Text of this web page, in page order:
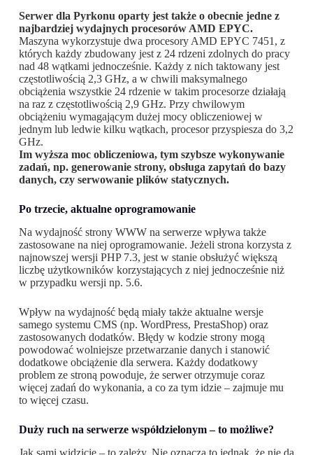
Serwer dla Pyrkonu oparty jest także o obecnie jedne z
najbardziej wydajnych procesorów AMD EPYC.
Maszyna wykorzystuje dwa procesory AMD EPYC 7451, z
których każdy zbudowany jest z 24 rdzeni zdolnych do pracy
nad 48 wątkami jednocześnie. Każdy z nich taktowany jest
częstotliwością 2,3 GHz, a w chwili maksymalnego
obciążenia wszystkie 24 rdzenie w takim procesorze działają
na raz z częstotliwością 2,9 GHz. Przy chwilowym
obciążeniu wymagającym dużej mocy obliczeniowej w
jednym lub ledwie kilku wątkach, procesor przyspiesza do 3,2
GHz.
Im wyższa moc obliczeniowa, tym szybsze wykonywanie
zadań, np. generowanie strony, obsługa zapytań do bazy
danych, czy serwowanie plików statycznych.
Po trzecie, aktualne oprogramowanie
Na wydajność strony WWW na serwerze wpływa także
zastosowane na niej oprogramowanie. Jeżeli strona korzysta z
najnowszej wersji PHP 7.3, jest w stanie obsłużyć większą
liczbę użytkowników korzystających z niej jednocześnie niż
w przypadku wersji np. 5.6.
Wpływ na wydajność będą miały także aktualne wersje
samego systemu CMS (np. WordPress, PrestaShop) oraz
zastosowanych dodatków. Błędy w kodzie strony mogą
powodować wolniejsze przetwarzanie danych i stanowić
dodatkowe obciążenie dla serwera. Każdy dodatkowy
problem ze stroną powoduje, że serwer otrzymuje coraz
więcej zadań do wykonania, a co za tym idzie – zajmuje mu
to więcej czasu.
Duży ruch na serwerze współdzielonym – to możliwe?
Jak sami widzicie – to zależy. Nie oznacza to jednak, że nie da